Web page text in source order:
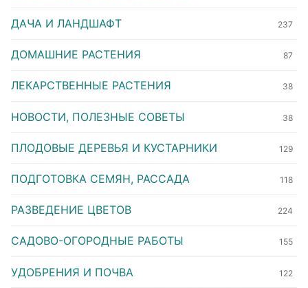
ДАЧА И ЛАНДШАФТ 237
ДОМАШНИЕ РАСТЕНИЯ 87
ЛЕКАРСТВЕННЫЕ РАСТЕНИЯ 38
НОВОСТИ, ПОЛЕЗНЫЕ СОВЕТЫ 38
ПЛОДОВЫЕ ДЕРЕВЬЯ И КУСТАРНИКИ 129
ПОДГОТОВКА СЕМЯН, РАССАДА 118
РАЗВЕДЕНИЕ ЦВЕТОВ 224
САДОВО-ОГОРОДНЫЕ РАБОТЫ 155
УДОБРЕНИЯ И ПОЧВА 122